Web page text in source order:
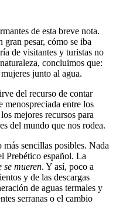
de esta breve nota.
pesar, cómo se iba
de visitantes y turistas no
concluimos que:
junto al agua.
del recurso de contar
menospreciada entre los
mejores recursos para
del mundo que nos rodea.
sencillas posibles. Nada
Prebético español. La
se mueren. Y así, poco a
y de las descargas
de aguas termales y
serranas o el cambio